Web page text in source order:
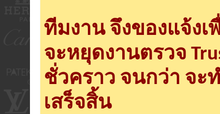
ทีมงาน จึงของแจ้ง
จะหยุดงานตรวจ
ชั่วคราว จนกว่า จะ
เสร็จสิ้น